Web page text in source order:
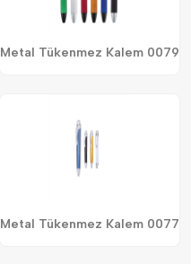
Metal Tükenmez Kalem 0079
Metal Tükenmez Kalem 0077